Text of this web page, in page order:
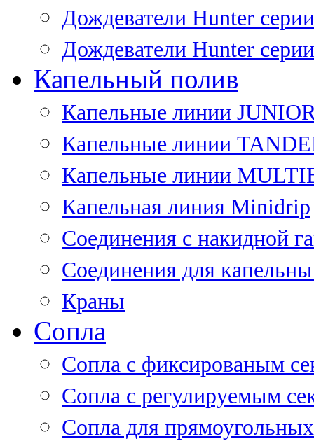
Дождеватели Hunter
Дождеватели Hunter
Капельный полив
Капельные линии
Капельные линии
Капельные линии
Капельная линия Minidrip
Соединения с накидной
Соединения для
Краны
Сопла
Cопла с фиксированым
Сопла с регулируемым
Сопла для